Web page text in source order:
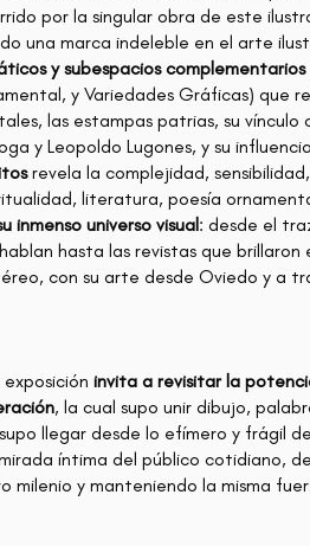
por la singular obra de este
una marca indeleble en el arte
y subespacios complementarios
y Variedades Gráficas) que
las estampas patrias, su
y Leopoldo Lugones, y su
revela la complejidad,
literatura, poesía
inmenso universo visual: desde el
hasta las revistas que
con su arte desde Oviedo y a
invita a revisitar la
, la cual supo unir dibujo,
llegar desde lo efímero y frágil
íntima del público cotidiano,
milenio y manteniendo la misma